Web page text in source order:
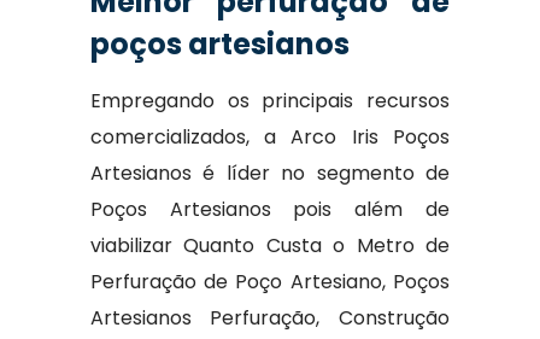
poços artesianos
Empregando os principais recursos
comercializados, a Arco Iris Poços
Artesianos é líder no segmento de
Poços Artesianos pois além de
viabilizar Quanto Custa o Metro de
Perfuração de Poço Artesiano, Poços
Artesianos Perfuração, Construção